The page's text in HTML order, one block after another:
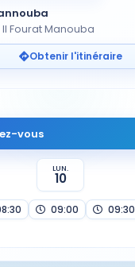
Il Fourat Manouba
Obtenir l'itinéraire
vous
LUN.
10
09:00 09:30